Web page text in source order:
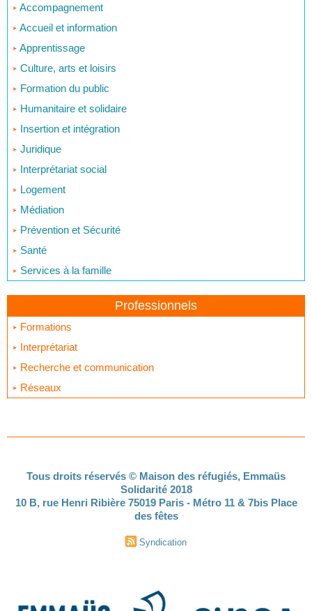
Accompagnement
Accueil et information
Apprentissage
Culture, arts et loisirs
Formation du public
Humanitaire et solidaire
Insertion et intégration
Juridique
Interprétariat social
Logement
Médiation
Prévention et Sécurité
Santé
Services à la famille
Professionnels
Formations
Interprétariat
Recherche et communication
Réseaux
Tous droits réservés © Maison des réfugiés, Emmaüs
Solidarité 2018
10 B, rue Henri Ribière 75019 Paris - Métro 11 & 7bis Place
des fêtes
Syndication